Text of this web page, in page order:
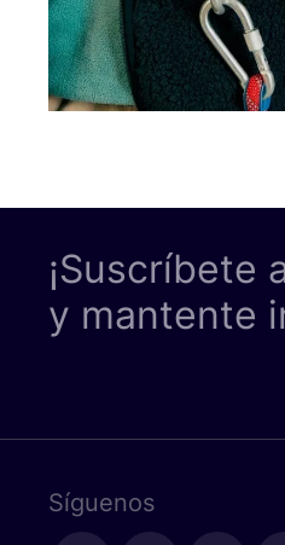
¡Suscríbete
y mantente
Síguenos